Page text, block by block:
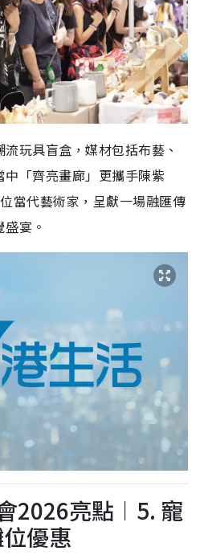
玩具盲盒，媒材包括布藝、
「齊亮畫廊」更攜手陳紫
當代藝術家，呈獻一場融匯傳
宴。
2026亮點︱5. 寵
優惠